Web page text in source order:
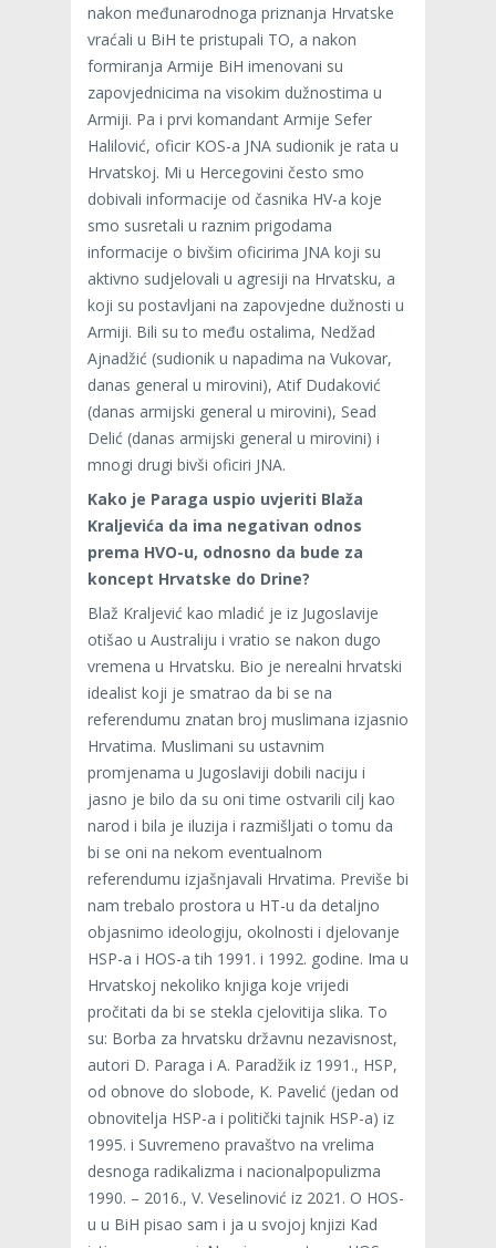
nakon međunarodnoga priznanja Hrvatske
vraćali u BiH te pristupali TO, a nakon
formiranja Armije BiH imenovani su
zapovjednicima na visokim dužnostima u
Armiji. Pa i prvi komandant Armije Sefer
Halilović, oficir KOS-a JNA sudionik je rata u
Hrvatskoj. Mi u Hercegovini često smo
dobivali informacije od časnika HV-a koje
smo susretali u raznim prigodama
informacije o bivšim oficirima JNA koji su
aktivno sudjelovali u agresiji na Hrvatsku, a
koji su postavljani na zapovjedne dužnosti u
Armiji. Bili su to među ostalima, Nedžad
Ajnadžić (sudionik u napadima na Vukovar,
danas general u mirovini), Atif Dudaković
(danas armijski general u mirovini), Sead
Delić (danas armijski general u mirovini) i
mnogi drugi bivši oficiri JNA.
Kako je Paraga uspio uvjeriti Blaža
Kraljevića da ima negativan odnos
prema HVO-u, odnosno da bude za
koncept Hrvatske do Drine?
Blaž Kraljević kao mladić je iz Jugoslavije
otišao u Australiju i vratio se nakon dugo
vremena u Hrvatsku. Bio je nerealni hrvatski
idealist koji je smatrao da bi se na
referendumu znatan broj muslimana izjasnio
Hrvatima. Muslimani su ustavnim
promjenama u Jugoslaviji dobili naciju i
jasno je bilo da su oni time ostvarili cilj kao
narod i bila je iluzija i razmišljati o tomu da
bi se oni na nekom eventualnom
referendumu izjašnjavali Hrvatima. Previše bi
nam trebalo prostora u HT-u da detaljno
objasnimo ideologiju, okolnosti i djelovanje
HSP-a i HOS-a tih 1991. i 1992. godine. Ima u
Hrvatskoj nekoliko knjiga koje vrijedi
pročitati da bi se stekla cjelovitija slika. To
su: Borba za hrvatsku državnu nezavisnost,
autori D. Paraga i A. Paradžik iz 1991., HSP,
od obnove do slobode, K. Pavelić (jedan od
obnovitelja HSP-a i politički tajnik HSP-a) iz
1995. i Suvremeno pravaštvo na vrelima
desnoga radikalizma i nacionalpopulizma
1990. – 2016., V. Veselinović iz 2021. O HOS-
u u BiH pisao sam i ja u svojoj knjizi Kad